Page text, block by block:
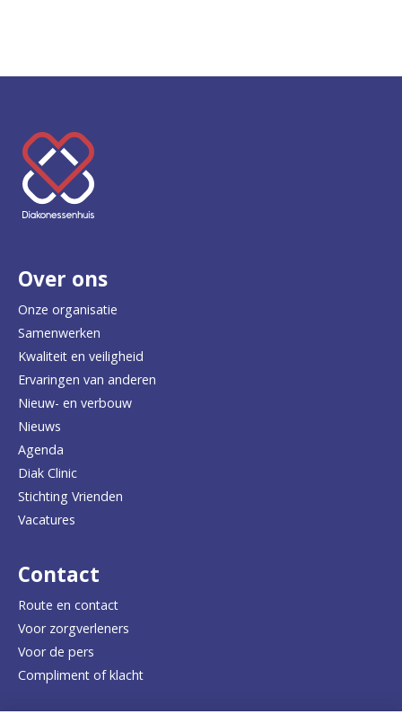
K
e
e
t
e
r
u
g
n
a
a
d
e
h
o
Over ons
Onze organisatie
Samenwerken
Kwaliteit en veiligheid
Ervaringen van anderen
Nieuw- en verbouw
Nieuws
Agenda
Diak Clinic
Stichting Vrienden
Vacatures
Contact
Route en contact
Voor zorgverleners
Voor de pers
Compliment of klacht